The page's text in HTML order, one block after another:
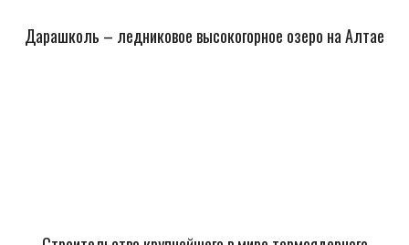
Дарашколь – ледниковое высокогорное озеро на Алтае